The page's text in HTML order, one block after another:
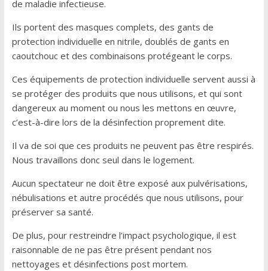
de maladie infectieuse.
Ils portent des masques complets, des gants de
protection individuelle en nitrile, doublés de gants en
caoutchouc et des combinaisons protégeant le corps.
Ces équipements de protection individuelle servent aussi à
se protéger des produits que nous utilisons, et qui sont
dangereux au moment ou nous les mettons en œuvre,
c’est-à-dire lors de la désinfection proprement dite.
Il va de soi que ces produits ne peuvent pas être respirés.
Nous travaillons donc seul dans le logement.
Aucun spectateur ne doit être exposé aux pulvérisations,
nébulisations et autre procédés que nous utilisons, pour
préserver sa santé.
De plus, pour restreindre l’impact psychologique, il est
raisonnable de ne pas être présent pendant nos
nettoyages et désinfections post mortem.